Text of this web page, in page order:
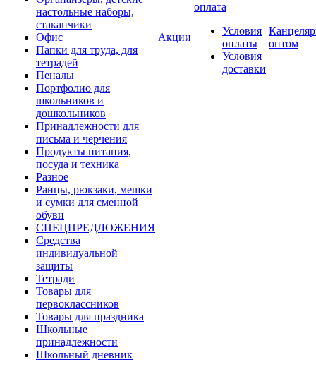
настольные наборы,
стаканчики
Офис
Папки для труда, для
тетрадей
Пеналы
Портфолио для
школьников и
дошкольников
Принадлежности для
письма и черчения
Продукты питания,
посуда и техника
Разное
Ранцы, рюкзаки, мешки
и сумки для сменной
обуви
СПЕЦПРЕДЛОЖЕНИЯ
Средства
индивидуальной
защиты
Тетради
Товары для
первоклассников
Товары для праздника
Школьные
принадлежности
Школьный дневник
Акции
оплата
Условия
оплаты
Условия
доставки
оптом